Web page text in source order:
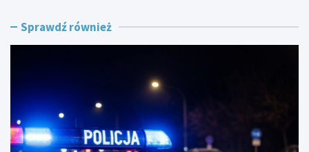
j
o
s
ł
u
ż
ż
w
R
o
g
o
Sprawdź również